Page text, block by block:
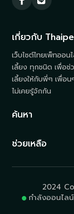
เกี่ยวกับ
เว็บไซต์ไทยเพ็ทออ
เลี้ยง ทุกชนิด เพื่อช่
เลี้ยงให้กับพี่ๆ เพื่อน
ไม่เคยรู้จักกัน
ค้นหา
ช่วยเหลือ
2024
กำลังออนไลน์